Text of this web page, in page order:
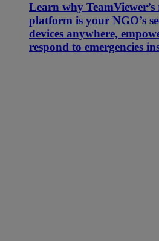
Learn why TeamViewer’s
platform is your NGO’s
devices anywhere,
respond to emergencies